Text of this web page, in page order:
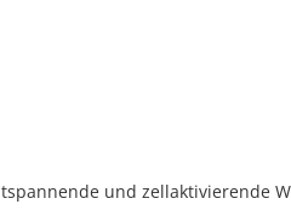
und zellaktivierende